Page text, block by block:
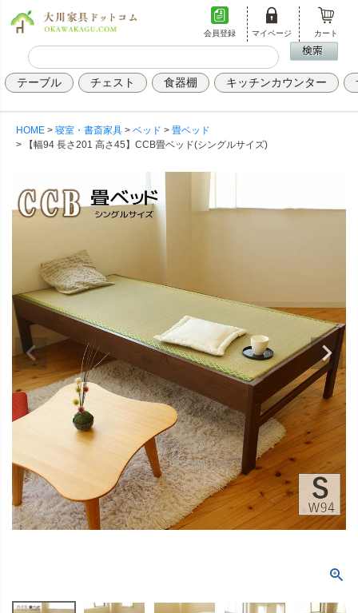
会員登録 マイページ カート
テーブル チェスト 食器棚 キッチンカウンター
HOME 寝室・書斎家具 ベッド
畳ベッド
【幅94 長さ201 高さ45】CCB畳ベッド(シングルサイズ)